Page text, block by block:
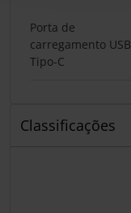
Porta de
carregamento USB
Tipo-C
Classificações